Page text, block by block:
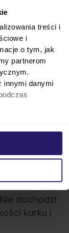
treści i
i
o tym, jak
partnerom
innymi danymi
czyli
w tych
które
ciało
dochodzi
karku i